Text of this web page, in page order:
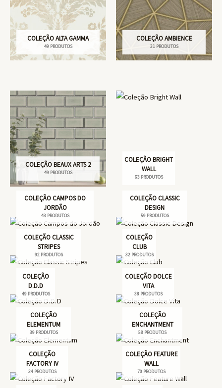
COLEÇÃO ALTA GAMMA
49 PRODUTOS
COLEÇÃO AMBIENCE
31 PRODUTOS
COLEÇÃO BEAUX ARTS 2
49 PRODUTOS
COLEÇÃO BRIGHT
WALL
63 PRODUTOS
COLEÇÃO CAMPOS DO
JORDÃO
43 PRODUTOS
COLEÇÃO CLASSIC
DESIGN
59 PRODUTOS
COLEÇÃO CLASSIC
STRIPES
92 PRODUTOS
COLEÇÃO
CLUB
32 PRODUTOS
COLEÇÃO
D.D.D
49 PRODUTOS
COLEÇÃO DOLCE
VITA
38 PRODUTOS
COLEÇÃO
ELEMENTUM
39 PRODUTOS
COLEÇÃO
ENCHANTMENT
58 PRODUTOS
COLEÇÃO
FACTORY IV
34 PRODUTOS
COLEÇÃO FEATURE
WALL
70 PRODUTOS